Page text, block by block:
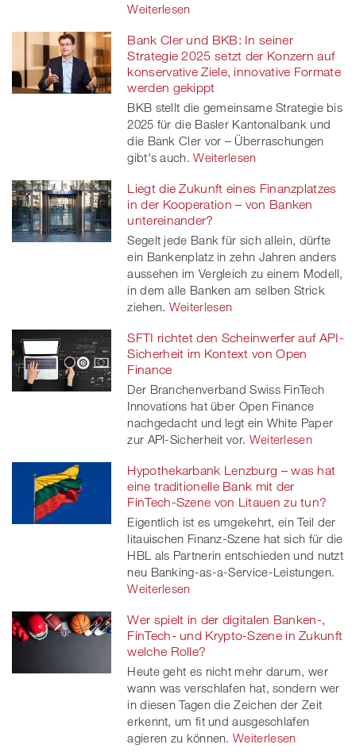
Weiterlesen
Bank Cler und BKB: In seiner
Strategie 2025 setzt der Konzern auf
konservative Ziele, innovative Formate
werden gekippt
BKB stellt die gemeinsame Strategie bis
2025 für die Basler Kantonalbank und
die Bank Cler vor – Überraschungen
gibt's auch. Weiterlesen
Liegt die Zukunft eines Finanzplatzes
in der Kooperation – von Banken
untereinander?
Segelt jede Bank für sich allein, dürfte
ein Bankenplatz in zehn Jahren anders
aussehen im Vergleich zu einem Modell,
in dem alle Banken am selben Strick
ziehen. Weiterlesen
SFTI richtet den Scheinwerfer auf API-
Sicherheit im Kontext von Open
Finance
Der Branchenverband Swiss FinTech
Innovations hat über Open Finance
nachgedacht und legt ein White Paper
zur API-Sicherheit vor. Weiterlesen
Hypothekarbank Lenzburg – was hat
eine traditionelle Bank mit der
FinTech-Szene von Litauen zu tun?
Eigentlich ist es umgekehrt, ein Teil der
litauischen Finanz-Szene hat sich für die
HBL als Partnerin entschieden und nutzt
neu Banking-as-a-Service-Leistungen.
Weiterlesen
Wer spielt in der digitalen Banken-,
FinTech- und Krypto-Szene in Zukunft
welche Rolle?
Heute geht es nicht mehr darum, wer
wann was verschlafen hat, sondern wer
in diesen Tagen die Zeichen der Zeit
erkennt, um fit und ausgeschlafen
agieren zu können. Weiterlesen